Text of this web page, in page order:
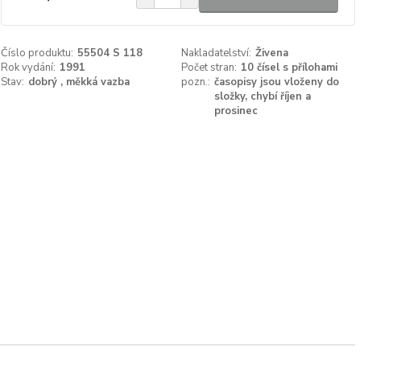
Číslo produktu: 55504 S 118 Nakladatelství: Živena
Rok vydání: 1991 Počet stran: 10 čísel s přílohami
Stav: dobrý , měkká vazba pozn.: časopisy jsou vloženy do
složky, chybí říjen a
prosinec